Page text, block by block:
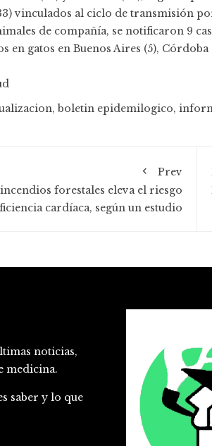
vinculados al ciclo de transmisión
de compañía, se notificaron 9
en gatos en Buenos Aires (5), Córdoba
,boletin epidemilogico,
Prev
forestales eleva el riesgo
cardíaca, según un estudio
noticias,
medicina.
saber y lo que